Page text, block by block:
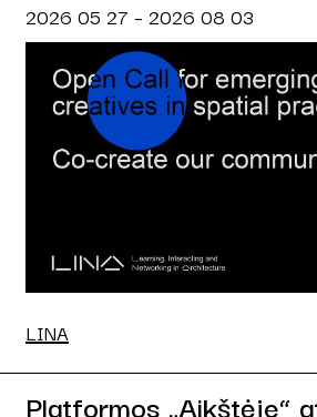
2026 05 27 – 2026 08 03
LINA
Platformos „Aikštėje“